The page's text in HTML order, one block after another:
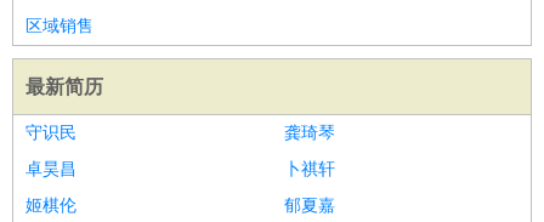
区域销售
最新简历
守识民
龚琦琴
卓昊昌
卜祺轩
姬棋伦
郁夏嘉